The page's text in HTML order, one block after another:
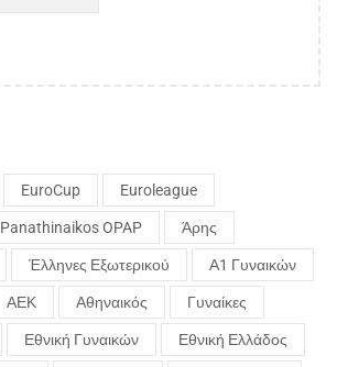
EuroCup Euroleague
Panathinaikos OPAP Άρης
Έλληνες Εξωτερικού Α1 Γυναικών
ΑΕΚ Αθηναικός Γυναίκες
Εθνική Γυναικών Εθνική Ελλάδος